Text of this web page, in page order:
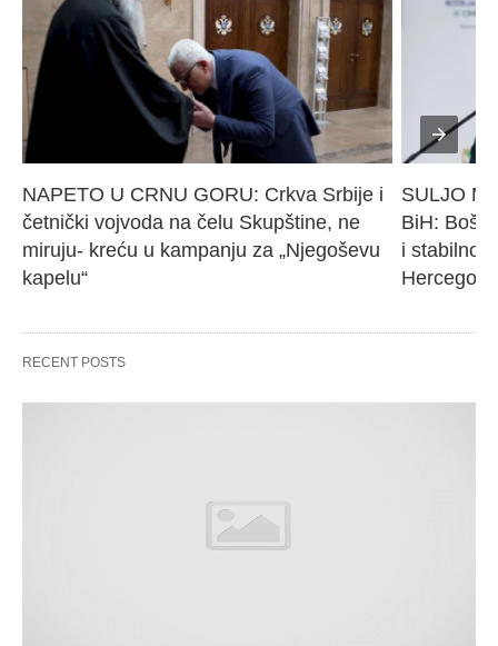
NAPETO U CRNU GORU: Crkva Srbije i
četnički vojvoda na čelu Skupštine, ne
miruju- kreću u kampanju za „Njegoševu
kapelu“
SULJO
BiH:
i
RECENT POSTS